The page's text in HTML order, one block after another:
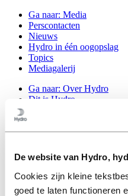
De website van Hydro,
Cookies zijn kleine
goed te laten functioneren
Ga naar: Media
Perscontacten
Nieuws
Hydro in één oogopslag
Topics
Mediagalerij
Ga naar: Over Hydro
Dit is Hydro
Onze strategie
België
Luxemburg
Inkoop
Verhalen van Hydro